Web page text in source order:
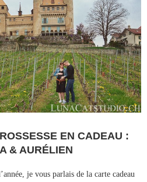
EN CADEAU :
& AURÉLIEN
je vous parlais de la carte cadeau